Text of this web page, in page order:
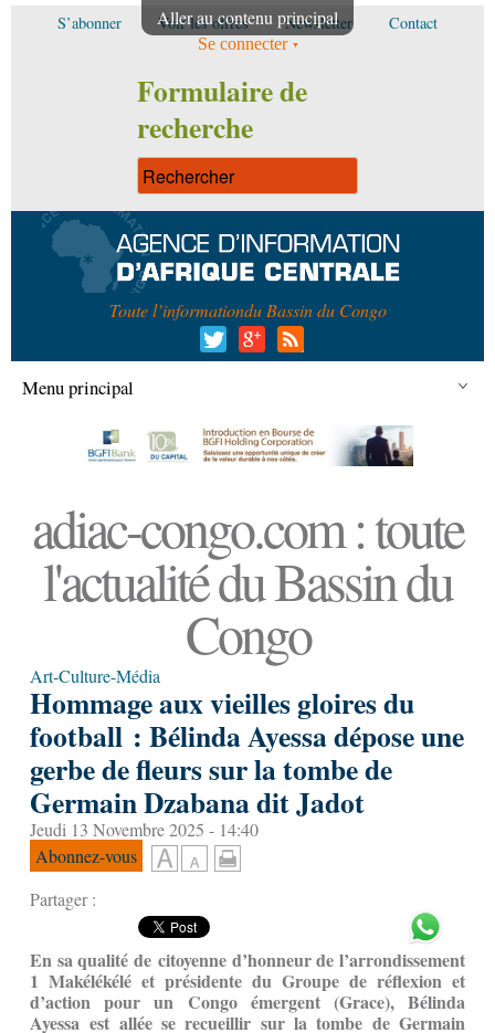
Aller au contenu principal
S’abonner Voir les offres Newsletter Contact
Se connecter
Formulaire de
recherche
Toute l’informationdu Bassin du Congo
Menu principal
adiac-congo.com : toute
l'actualité du Bassin du
Congo
Art-Culture-Média
Hommage aux vieilles gloires du
football : Bélinda Ayessa dépose une
gerbe de fleurs sur la tombe de
Germain Dzabana dit Jadot
Jeudi 13 Novembre 2025 - 14:40
Abonnez-vous
Partager :
En sa qualité de citoyenne d’honneur de l’arrondissement
1 Makélékélé et présidente du Groupe de réflexion et
d’action pour un Congo émergent (Grace), Bélinda
Ayessa est allée se recueillir sur la tombe de Germain